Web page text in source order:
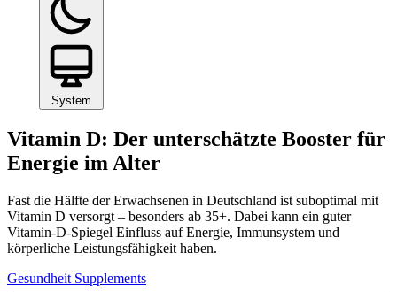
System
Vitamin D: Der unterschätzte Booster für
Energie im Alter
Fast die Hälfte der Erwachsenen in Deutschland ist suboptimal mit
Vitamin D versorgt – besonders ab 35+. Dabei kann ein guter
Vitamin-D-Spiegel Einfluss auf Energie, Immunsystem und
körperliche Leistungsfähigkeit haben.
Gesundheit Supplements